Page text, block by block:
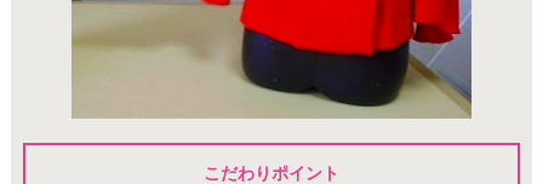
こだわりポイント